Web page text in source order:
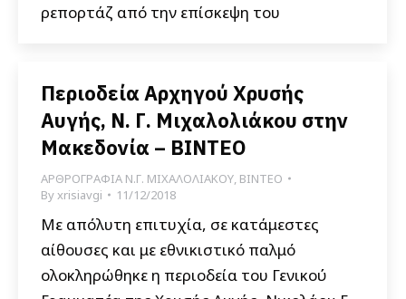
ρεπορτάζ από την επίσκεψη του
Περιοδεία Αρχηγού Χρυσής
Αυγής, Ν. Γ. Μιχαλολιάκου στην
Μακεδονία – ΒΙΝΤΕΟ
ΑΡΘΡΟΓΡΑΦΙΑ Ν.Γ. ΜΙΧΑΛΟΛΙΑΚΟΥ, ΒΙΝΤΕΟ
Byxrisiavgi 11/12/2018
Με απόλυτη επιτυχία, σε κατάμεστες
αίθουσες και με εθνικιστικό παλμό
ολοκληρώθηκε η περιοδεία του Γενικού